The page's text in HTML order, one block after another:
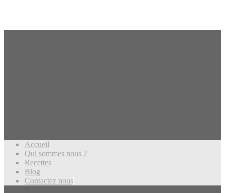
Accueil
Qui sommes nous ?
Recettes
Blog
Contactez nous